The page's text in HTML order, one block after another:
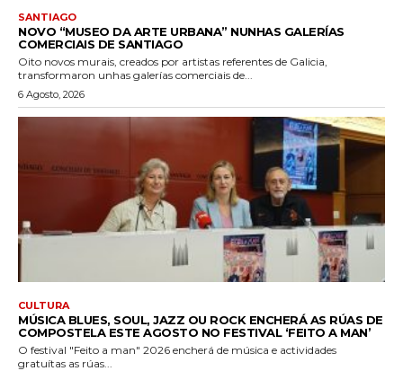
SANTIAGO
NOVO “MUSEO DA ARTE URBANA” NUNHAS GALERÍAS
COMERCIAIS DE SANTIAGO
Oito novos murais, creados por artistas referentes de Galicia,
transformaron unhas galerías comerciais de...
6 Agosto, 2026
CULTURA
MÚSICA BLUES, SOUL, JAZZ OU ROCK ENCHERÁ AS RÚAS DE
COMPOSTELA ESTE AGOSTO NO FESTIVAL ‘FEITO A MAN’
O festival "Feito a man" 2026 encherá de música e actividades
gratuítas as rúas...